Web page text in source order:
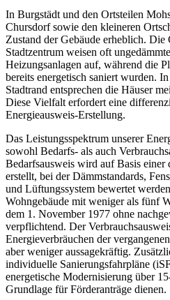
In Burgstädt und den Ortsteilen
Chursdorf sowie den kleineren
Zustand der Gebäude erheblich.
Stadtzentrum weisen oft
Heizungsanlagen auf, während die
bereits energetisch saniert wurden.
Stadtrand entsprechen die Häuser
Diese Vielfalt erfordert eine
Energieausweis-Erstellung.
Das Leistungsspektrum unserer
sowohl Bedarfs- als auch
Bedarfsausweis wird auf Basis einer
erstellt, bei der Dämmstandards,
und Lüftungssystem bewertet
Wohngebäude mit weniger als fünf
dem 1. November 1977 ohne
verpflichtend. Der
Energieverbräuchen der
aber weniger aussagekräftig.
individuelle Sanierungsfahrpläne
energetische Modernisierung über
Grundlage für Förderanträge dienen.